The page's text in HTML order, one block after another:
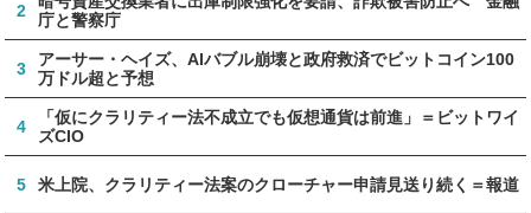
2
庁と警察庁
3
アーサー・ヘイズ、AIバブル崩壊と政府救済でビットコイン100
万ドル超と予想
4
「仮にクラリティー法不成立でも仮想通貨は前進」＝ビットワイ
ズCIO
5 米上院、クラリティー法案のクローチャー申請見送り続く＝報道